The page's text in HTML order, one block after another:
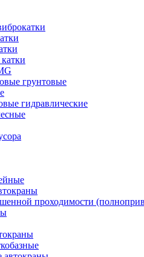
грунтовые
гидравлические
проходимости